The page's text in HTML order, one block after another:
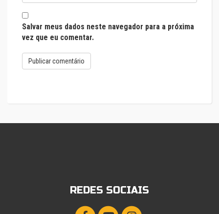
Salvar meus dados neste navegador para a próxima
vez que eu comentar.
REDES SOCIAIS